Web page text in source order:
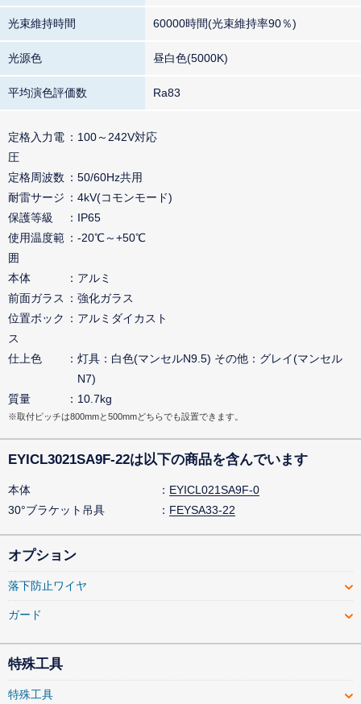
光束維持時間 60000時間(光束維持率90％)
光源色 昼白色(5000K)
平均演色評価数 Ra83
定格入力電
圧
100～242V対応
定格周波数
50/60Hz共用
耐雷サージ
4kV(コモンモード)
保護等級
IP65
使用温度範
囲
-20℃～+50℃
本体
アルミ
前面ガラス
強化ガラス
位置ボック
ス
アルミダイカスト
仕上色
灯具：白色(マンセルN9.5) その他：グレイ(マンセル
N7)
質量
10.7kg
※取付ピッチは800mmと500mmどちらでも設置できます。
EYICL3021SA9F-22は以下の商品を含んでいます
本体
EYICL021SA9F-0
30°ブラケット吊具
FEYSA33-22
オプション
落下防止ワイヤ
ガード
特殊工具
特殊工具